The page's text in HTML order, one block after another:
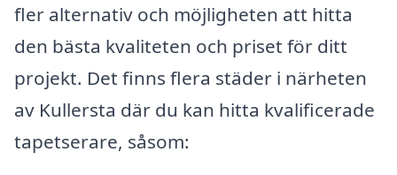
fler alternativ och möjligheten att hitta
den bästa kvaliteten och priset för ditt
projekt. Det finns flera städer i närheten
av Kullersta där du kan hitta kvalificerade
tapetserare, såsom: